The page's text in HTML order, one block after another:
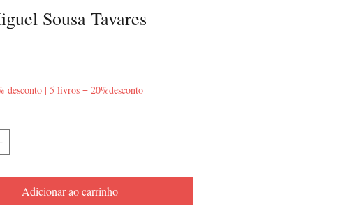
Sousa Tavares
desconto | 5 livros = 20%desconto
Adicionar ao carrinho